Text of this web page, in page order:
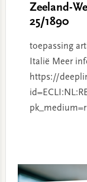
Zeeland-
25/1890
toepassing
Italië Meer
https://
Sidebar